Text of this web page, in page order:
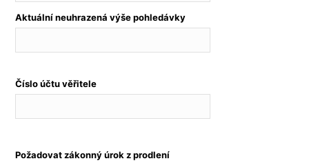
Aktuální neuhrazená výše pohledávky
Číslo účtu věřitele
Požadovat zákonný úrok z prodlení